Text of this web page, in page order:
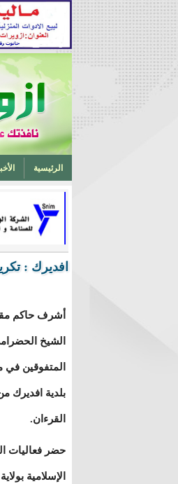
الرئيسية
تخرج أحد ابناء
افديرك :
أشرف حاكم
الشيخ
المتفوقين في
بلدية افديرك
القرءان.
حضر فعاليات
الإسلامية